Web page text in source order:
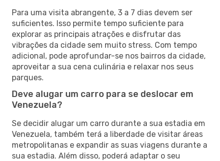
Para uma visita abrangente, 3 a 7 dias devem ser
suficientes. Isso permite tempo suficiente para
explorar as principais atrações e disfrutar das
vibrações da cidade sem muito stress. Com tempo
adicional, pode aprofundar-se nos bairros da cidade,
aproveitar a sua cena culinária e relaxar nos seus
parques.
Deve alugar um carro para se deslocar em
Venezuela?
Se decidir alugar um carro durante a sua estadia em
Venezuela, também terá a liberdade de visitar áreas
metropolitanas e expandir as suas viagens durante a
sua estadia. Além disso, poderá adaptar o seu